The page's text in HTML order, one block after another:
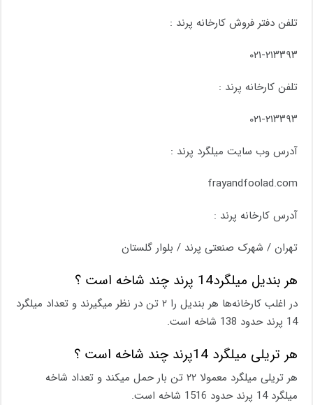
تلفن دفتر فروش کارخانه پرند :
۰۲۱-۲۱۳۳۹۳
تلفن کارخانه پرند :
۰۲۱-۲۱۳۳۹۳
آدرس وب سایت میلگرد پرند :
frayandfoolad.com
آدرس کارخانه پرند :
تهران / شهرک صنعتی پرند / بلوار گلستان
هر بندیل میلگرد14 پرند چند شاخه است ؟
در اغلب کارخانه‌ها هر بندیل را ۲ تن در نظر میگیرند و تعداد میلگرد
14 پرند حدود 138 شاخه است.
هر تریلی میلگرد 14پرند چند شاخه است ؟
هر تریلی میلگرد معمولا ۲۲ تن بار حمل میکند و تعداد شاخه
میلگرد 14 پرند حدود 1516 شاخه است.